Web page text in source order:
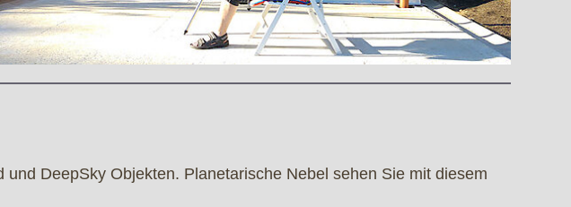
DeepSky Objekten. Planetarische Nebel sehen Sie mit diesem